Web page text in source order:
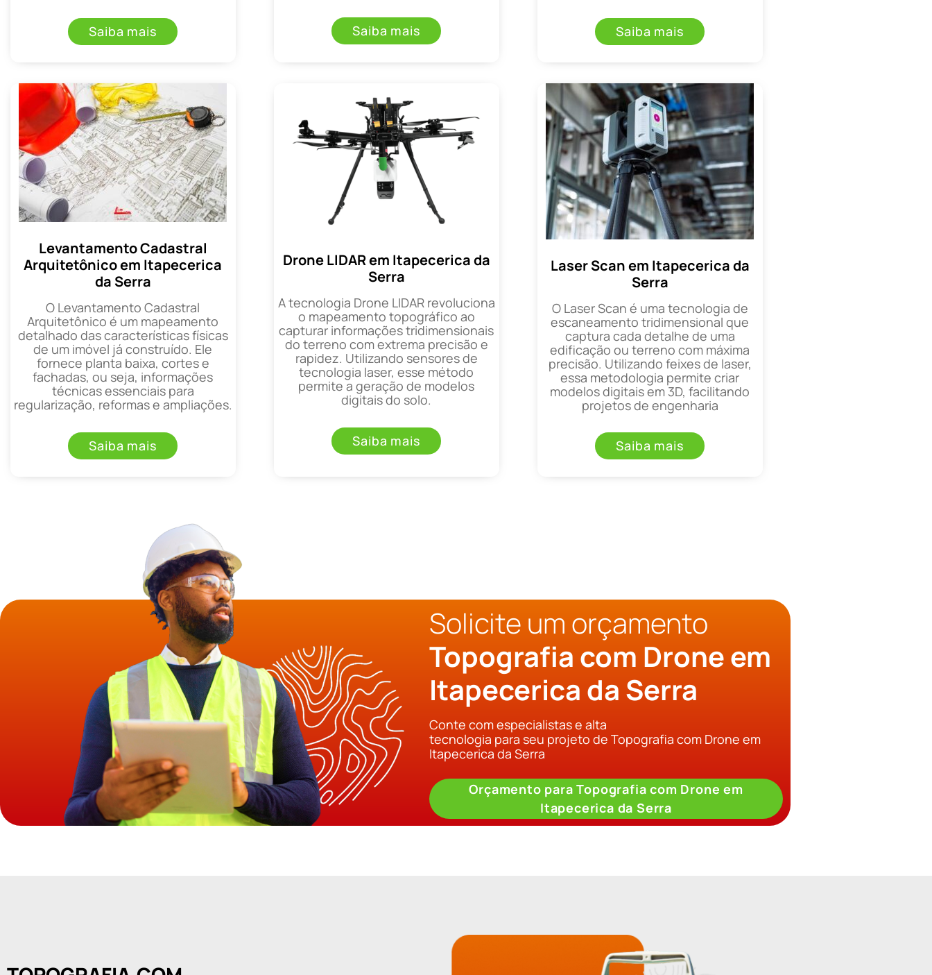
Saiba mais Saiba mais Saiba mais
Levantamento Cadastral
Arquitetônico em Itapecerica
da Serra
O Levantamento Cadastral
Arquitetônico é um mapeamento
detalhado das características físicas
de um imóvel já construído. Ele
fornece planta baixa, cortes e
fachadas, ou seja, informações
técnicas essenciais para
regularização, reformas e ampliações.
Saiba mais
Drone LIDAR em Itapecerica da
Serra
A tecnologia Drone LIDAR revoluciona
o mapeamento topográfico ao
capturar informações tridimensionais
do terreno com extrema precisão e
rapidez. Utilizando sensores de
tecnologia laser, esse método
permite a geração de modelos
digitais do solo.
Saiba mais
Laser Scan em Itapecerica da
Serra
O Laser Scan é uma tecnologia de
escaneamento tridimensional que
captura cada detalhe de uma
edificação ou terreno com máxima
precisão. Utilizando feixes de laser,
essa metodologia permite criar
modelos digitais em 3D, facilitando
projetos de engenharia
Saiba mais
Solicite um orçamento
Topografia com Drone em
Itapecerica da Serra
Conte com especialistas e alta
tecnologia para seu projeto de Topografia com Drone em
Itapecerica da Serra
Orçamento para Topografia com Drone em
Itapecerica da Serra